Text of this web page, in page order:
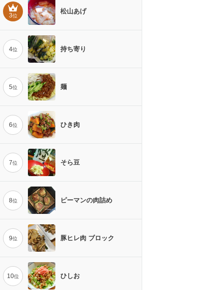
3位
松山あげ
4位 持ち寄り
5位 麺
6位 ひき肉
7位 そら豆
8位 ピーマンの肉詰め
9位 豚ヒレ肉 ブロック
10位 ひしお